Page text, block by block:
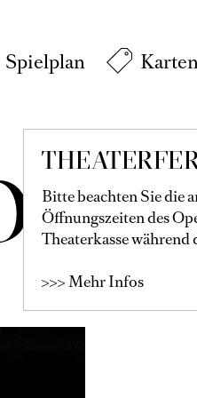
Spielplan
Bitte beachten Sie die
Öffnungszeiten des
Theaterkasse
>>> Mehr Infos